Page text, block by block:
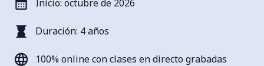
Inicio: octubre de 2026
Duración: 4 años
100% online con clases en directo grabadas